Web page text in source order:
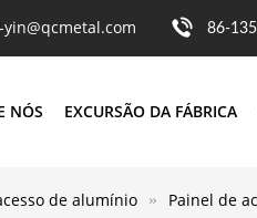
86-
NÓS EXCURSÃO DA FÁBRICA
de alumínio
Painel de